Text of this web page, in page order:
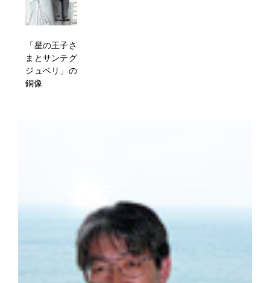
「星の王子さ
まとサンテグ
ジュベリ」の
銅像